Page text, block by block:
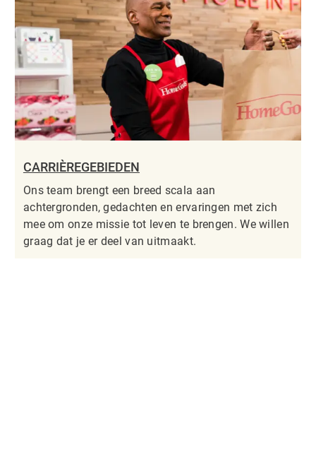
CARRIÈREGEBIEDEN
Ons team brengt een breed scala aan
achtergronden, gedachten en ervaringen met zich
mee om onze missie tot leven te brengen. We willen
graag dat je er deel van uitmaakt.